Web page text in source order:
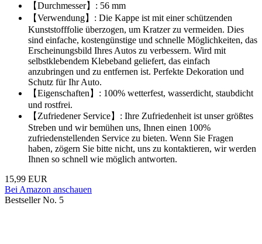
【Durchmesser】: 56 mm
【Verwendung】: Die Kappe ist mit einer schützenden
Kunststofffolie überzogen, um Kratzer zu vermeiden. Dies
sind einfache, kostengünstige und schnelle Möglichkeiten, das
Erscheinungsbild Ihres Autos zu verbessern. Wird mit
selbstklebendem Klebeband geliefert, das einfach
anzubringen und zu entfernen ist. Perfekte Dekoration und
Schutz für Ihr Auto.
【Eigenschaften】: 100% wetterfest, wasserdicht, staubdicht
und rostfrei.
【Zufriedener Service】: Ihre Zufriedenheit ist unser größtes
Streben und wir bemühen uns, Ihnen einen 100%
zufriedenstellenden Service zu bieten. Wenn Sie Fragen
haben, zögern Sie bitte nicht, uns zu kontaktieren, wir werden
Ihnen so schnell wie möglich antworten.
15,99 EUR
Bei Amazon anschauen
Bestseller No. 5